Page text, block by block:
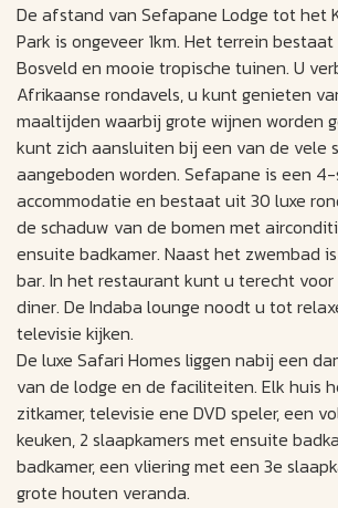
De afstand van Sefapane Lodge tot het
Park is ongeveer 1km. Het terrein
Bosveld en mooie tropische tuinen. U
Afrikaanse rondavels, u kunt genieten
maaltijden waarbij grote wijnen worden
kunt zich aansluiten bij een van de vele
aangeboden worden. Sefapane is een
accommodatie en bestaat uit 30 luxe
de schaduw van de bomen met
ensuite badkamer. Naast het zwembad
bar. In het restaurant kunt u terecht
diner. De Indaba lounge noodt u tot
televisie kijken.
De luxe Safari Homes liggen nabij een
van de lodge en de faciliteiten. Elk huis
zitkamer, televisie ene DVD speler, een
keuken, 2 slaapkamers met ensuite
badkamer, een vliering met een 3e
grote houten veranda.